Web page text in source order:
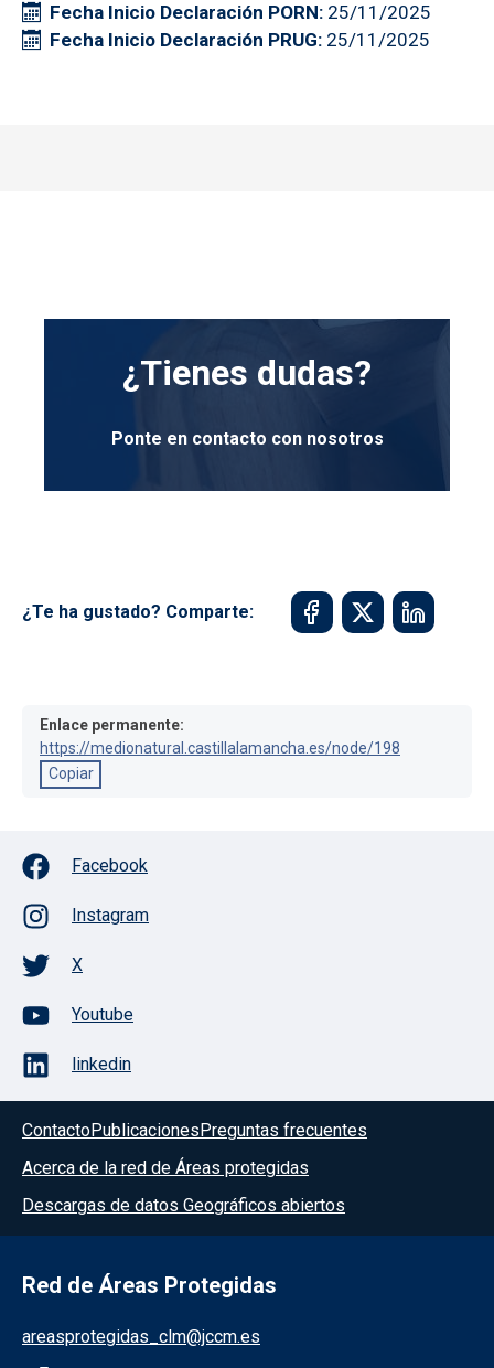
Fecha Inicio Declaración PORN 25/11/2025
Fecha Inicio Declaración PRUG 25/11/2025
¿Tienes dudas?
Ponte en contacto con nosotros
¿Te ha gustado? Comparte:
Enlace permanente:
https://medionatural.castillalamancha.es/node/198
Copiar
Facebook
Instagram
X
Youtube
linkedin
ContactoPublicacionesPreguntas frecuentes
Acerca de la red de Áreas protegidas
Descargas de datos Geográficos abiertos
Red de Áreas Protegidas
areasprotegidas_clm@jccm.es